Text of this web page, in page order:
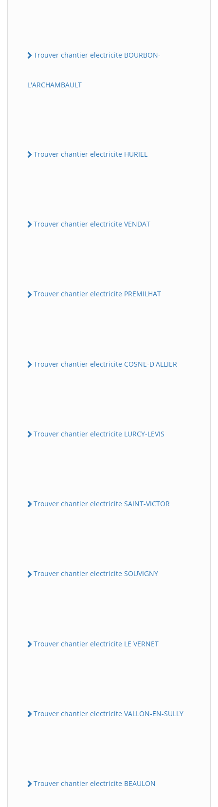
Trouver chantier electricite BOURBON-
L'ARCHAMBAULT
Trouver chantier electricite HURIEL
Trouver chantier electricite VENDAT
Trouver chantier electricite PREMILHAT
Trouver chantier electricite COSNE-D'ALLIER
Trouver chantier electricite LURCY-LEVIS
Trouver chantier electricite SAINT-VICTOR
Trouver chantier electricite SOUVIGNY
Trouver chantier electricite LE VERNET
Trouver chantier electricite VALLON-EN-SULLY
Trouver chantier electricite BEAULON